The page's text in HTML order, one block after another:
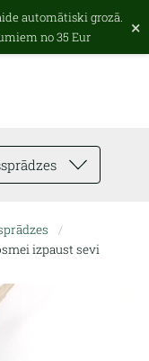
automātiski grozā.
no 35 Eur
×
izpaust sevi